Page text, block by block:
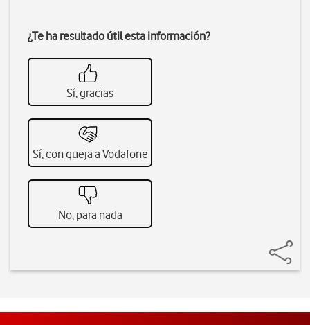
¿Te ha resultado útil esta información?
Sí, gracias
Sí, con queja a Vodafone
No, para nada